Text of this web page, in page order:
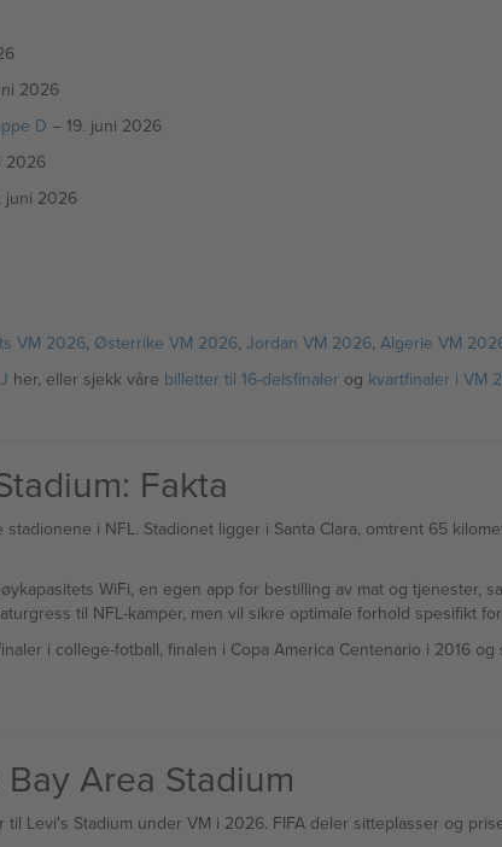
2026
D – 19. juni 2026
2026
juni 2026
VM 2026, Østerrike VM 2026, Jordan VM 2026, Algerie VM
her, eller sjekk våre billetter til 16-delsfinaler og kvartfinaler i VM
Fakta
i NFL. Stadionet ligger i Santa Clara, omtrent 65
WiFi, en egen app for bestilling av mat og tjenester,
til NFL-kamper, men vil sikre optimale forhold spesifikt
i college-fotball, finalen i Copa America Centenario i 2016
Area Stadium
Levi's Stadium under VM i 2026. FIFA deler sitteplasser og